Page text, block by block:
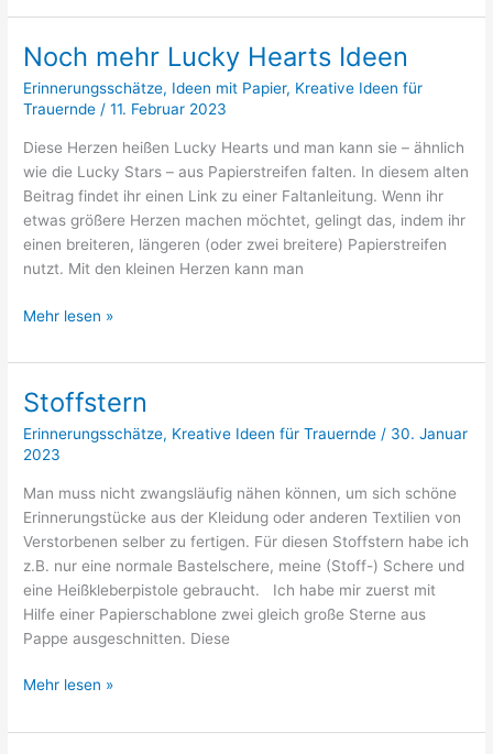
verschüttende
Noch mehr Lucky Hearts Ideen
Erinnerungsschätze, Ideen mit Papier, Kreative Ideen für
Trauernde /11. Februar 2023
Diese Herzen heißen Lucky Hearts und man kann sie – ähnlich
wie die Lucky Stars – aus Papierstreifen falten. In diesem alten
Beitrag findet ihr einen Link zu einer Faltanleitung. Wenn ihr
etwas größere Herzen machen möchtet, gelingt das, indem ihr
einen breiteren, längeren (oder zwei breitere) Papierstreifen
nutzt. Mit den kleinen Herzen kann man
Noch
Lucky
Ideen
Mehr lesen »
Stoffstern
Erinnerungsschätze, Kreative Ideen für Trauernde / 30. Januar
2023
Man muss nicht zwangsläufig nähen können, um sich schöne
Erinnerungstücke aus der Kleidung oder anderen Textilien von
Verstorbenen selber zu fertigen. Für diesen Stoffstern habe ich
z.B. nur eine normale Bastelschere, meine (Stoff-) Schere und
eine Heißkleberpistole gebraucht. Ich habe mir zuerst mit
Hilfe einer Papierschablone zwei gleich große Sterne aus
Pappe ausgeschnitten. Diese
Stoffstern
Mehr lesen »